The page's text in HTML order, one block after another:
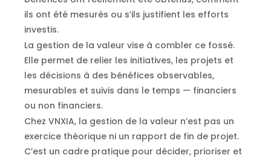
ils ont été mesurés ou s’ils justifient les efforts
investis.
La gestion de la valeur vise à combler ce fossé.
Elle permet de relier les initiatives, les projets et
les décisions à des bénéfices observables,
mesurables et suivis dans le temps — financiers
ou non financiers.
Chez VNXIA, la gestion de la valeur n’est pas un
exercice théorique ni un rapport de fin de projet.
C’est un cadre pratique pour décider, prioriser et